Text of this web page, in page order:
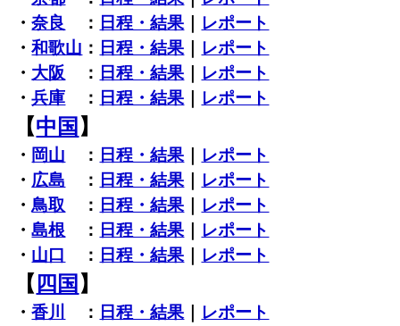
・奈良 ： 日程・結果
レポート
・和歌山 ： 日程・結果
レポート
・ 大阪 ： 日程・結果
レポート
・兵庫 ： 日程・結果 レポート
【中国 】
・ 岡山 ： 日程・結果
レポート
・ 広島 ： 日程・結果
レポート
・ 鳥取 ： 日程・結果
レポート
・島根 ： 日程・結果
レポート
・ 山口 ： 日程・結果 レポート
【 四国 】
・香川 ： 日程・結果
レポート